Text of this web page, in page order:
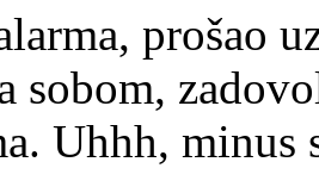
prošao
sobom,
Uhhh, minus